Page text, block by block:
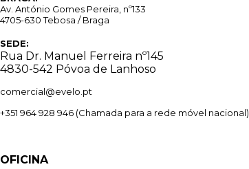
Av. António Gomes Pereira, nº133
4705-630 Tebosa / Braga
SEDE:
Rua Dr. Manuel Ferreira nº145
4830-542 Póvoa de Lanhoso
comercial@evelo.pt
+351 964 928 946 (Chamada para a rede móvel nacional)
OFICINA